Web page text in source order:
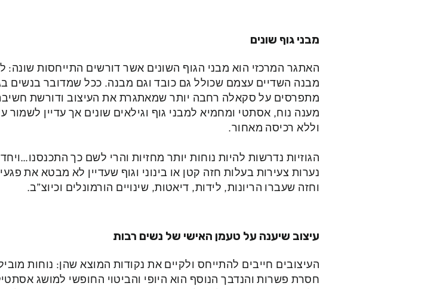
מבני גוף שונים
האתגר המרכזי הוא מבני הגוף השונים אשר דורשים התייחסות
מבנה השדיים עצמם שכולל גם כובד וגם מבנה. ככל שמדובר בנשים
מתפרסים על סקאלה רחבה יותר שמאתגרת את העיצוב ודורשת
מענה נוח, אסתטי ומחמיא למבני גוף וגילאים שונים אך עדיין
וללא רכיסה מאחור.
הגוזיות נדרשות להיות נוחות יותר מחזיות והרי לשם כך
נערות צעירות בעלות חזה קטן או בינוני וגוף שעדיין לא מבטא את
וחזה שעברו הריונות, לידות, דיאטות, שינויים הורמונלים וכיוצ”ב.
עיצוב שיענה על טעמן האישי של נשים רבות
העיצובים חייבים להתייחס ולקיים את נקודות המוצא שהן: נוחות